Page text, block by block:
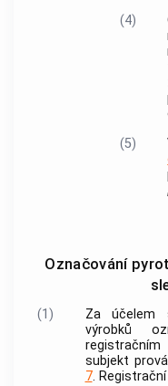
(4)
(5)
Označování
(1) Za účelem
výrobků
subjekt
7.